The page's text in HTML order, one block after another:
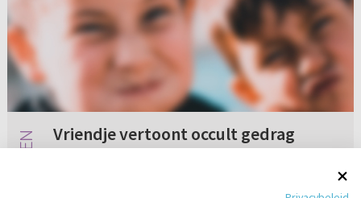
Vriendje vertoont occult gedrag